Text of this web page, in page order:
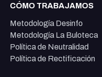
CÓMO TRABAJAMOS
Metodología Desinfo
Metodología La Buloteca
Política de Neutralidad
Política de Rectificación